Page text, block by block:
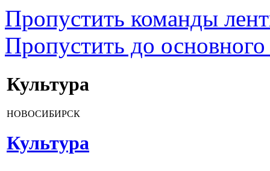
Пропустить команды
Пропустить до основного
Культура
НОВОСИБИРСК
Культура